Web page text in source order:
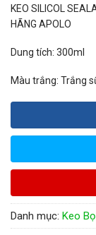
KEO SILICOL
HÃNG APOLO
Dung tích: 300ml
Màu trắng: Trắng
Danh mục: Keo